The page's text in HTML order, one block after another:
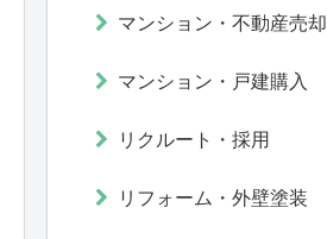
マンション・不動産売却
マンション・戸建購入
リクルート・採用
リフォーム・外壁塗装